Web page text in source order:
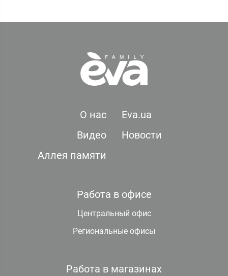
О нас
Eva.ua
Видео
Новости
Аллея памяти
Работа в офисе
Центральный офис
Региональные офисы
Работа в магазинах